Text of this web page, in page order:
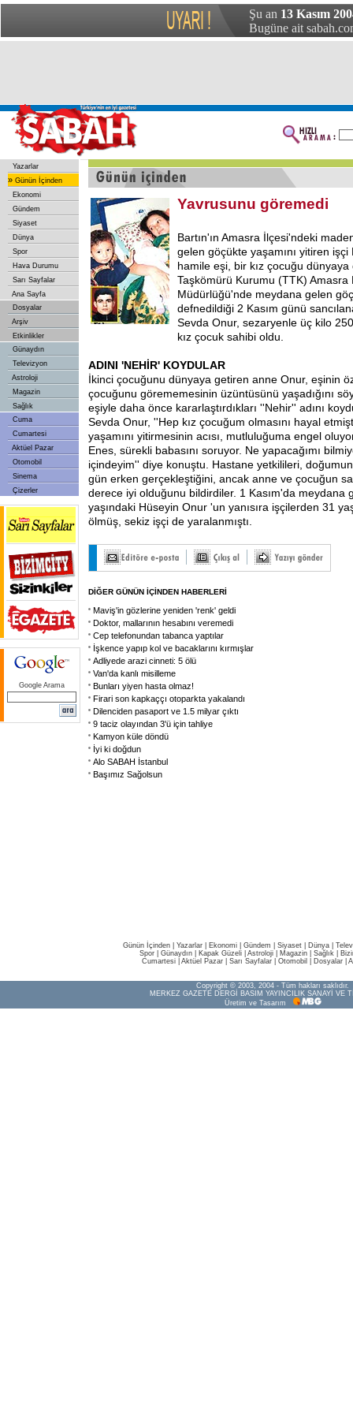
Şu an 13 Kasım
Bugüne ait
Yazarlar
» Günün İçinden
Ekonomi
Gündem
Siyaset
Dünya
Spor
Hava Durumu
Sarı Sayfalar
Ana Sayfa
Dosyalar
Arşiv
Etkinlikler
Günaydın
Televizyon
Astroloji
Magazin
Sağlık
Cuma
Cumartesi
Aktüel Pazar
Otomobil
Sinema
Çizerler
Google Arama
Yavrusunu göremedi
Bartın'ın Amasra İlçesi'ndeki
gelen göçükte yaşamını yitiren
hamile eşi, bir kız çocuğu
Taşkömürü Kurumu (TTK) Amasra
Müdürlüğü'nde meydana gelen
defnedildiği 2 Kasım günü
Sevda Onur, sezaryenle üç kilo
kız çocuk sahibi oldu.
ADINI 'NEHİR' KOYDULAR
İkinci çocuğunu dünyaya getiren anne Onur, eşinin
çocuğunu görememesinin üzüntüsünü yaşadığını
eşiyle daha önce kararlaştırdıkları ''Nehir'' adını
Sevda Onur, ''Hep kız çocuğum olmasını hayal
yaşamını yitirmesinin acısı, mutluluğuma engel
Enes, sürekli babasını soruyor. Ne yapacağımı
içindeyim'' diye konuştu. Hastane yetkilileri,
gün erken gerçekleştiğini, ancak anne ve çocuğun
derece iyi olduğunu bildirdiler. 1 Kasım'da meydana
yaşındaki Hüseyin Onur 'un yanısıra işçilerden 31
ölmüş, sekiz işçi de yaralanmıştı.
DİĞER GÜNÜN İÇİNDEN HABERLERİ
Maviş'in gözlerine yeniden 'renk' geldi
Doktor, mallarının hesabını veremedi
Cep telefonundan tabanca yaptılar
İşkence yapıp kol ve bacaklarını kırmışlar
Adliyede arazi cinneti: 5 ölü
Van'da kanlı misilleme
Bunları yiyen hasta olmaz!
Firari son kapkaççı otoparkta yakalandı
Dilenciden pasaport ve 1.5 milyar çıktı
9 taciz olayından 3'ü için tahliye
Kamyon küle döndü
İyi ki doğdun
Alo SABAH İstanbul
Başımız Sağolsun
Günün İçinden Yazarlar Ekonomi Gündem Siyaset Dünya |
Spor
Günaydın Kapak Güzeli Astroloji Magazin Sağlık
Cumartesi| Aktüel Pazar| Sarı Sayfalar| Otomobil Dosyalar|
Copyright © 2003, 2004 - Tüm hakları saklıdır.
MERKEZ GAZETE DERGİ BASIM YAYINCILIK SANAYİ VE
Üretim ve Tasarım